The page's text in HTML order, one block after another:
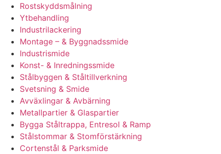
Rostskyddsmålning
Ytbehandling
Industrilackering
Montage – & Byggnadssmide
Industrismide
Konst- & Inredningssmide
Stålbyggen & Ståltillverkning
Svetsning & Smide
Avväxlingar & Avbärning
Metallpartier & Glaspartier
Bygga Ståltrappa, Entresol & Ramp
Stålstommar & Stomförstärkning
Cortenstål & Parksmide